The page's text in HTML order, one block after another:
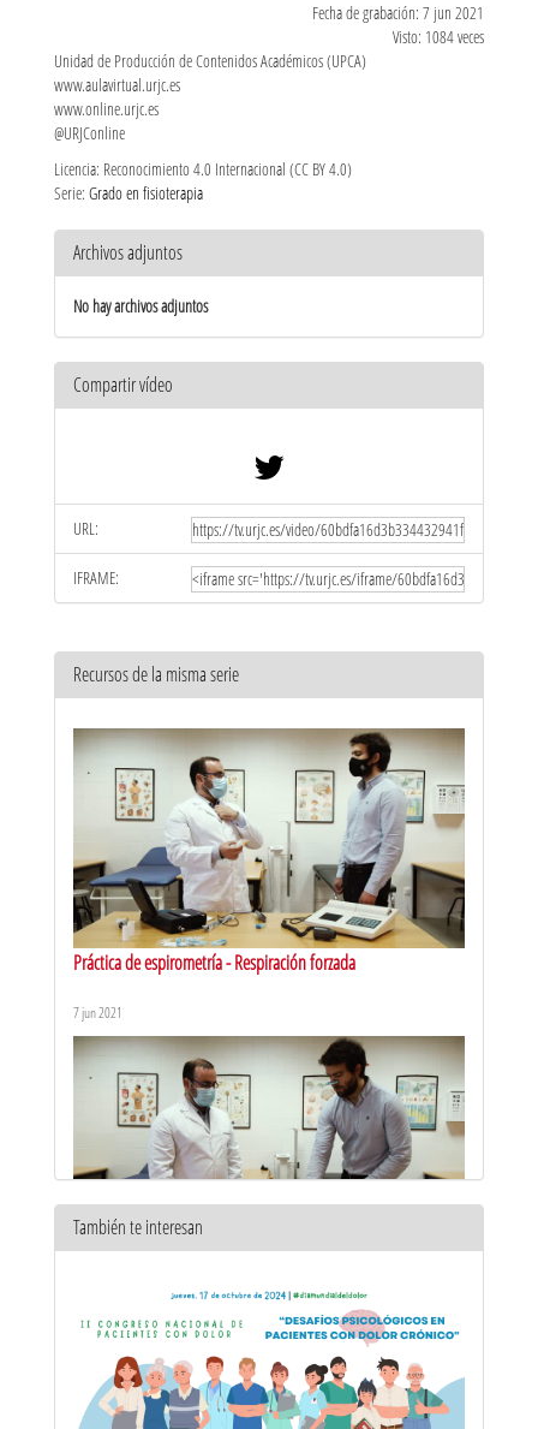
Fecha de grabación: 7 jun 2021
Visto: 1084 veces
Unidad de Producción de Contenidos Académicos (UPCA)
www.aulavirtual.urjc.es
www.online.urjc.es
@URJConline
Licencia: Reconocimiento 4.0 Internacional (CC BY 4.0)
Serie: Grado en fisioterapia
Archivos adjuntos
No hay archivos adjuntos
Compartir vídeo
URL:
IFRAME:
Recursos de la misma serie
Práctica de espirometría - Respiración forzada
7 jun 2021
7 jun 2021
También te interesan